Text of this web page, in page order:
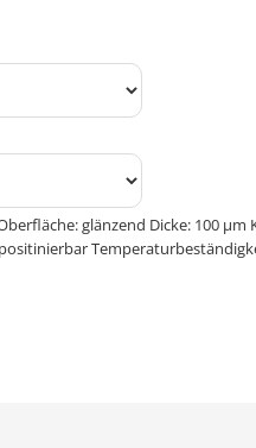
glänzend Dicke: 100 μm